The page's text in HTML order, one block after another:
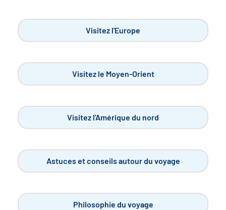
Visitez l'Europe
Visitez le Moyen-Orient
Visitez l'Amérique du nord
Astuces et conseils autour du voyage
Philosophie du voyage